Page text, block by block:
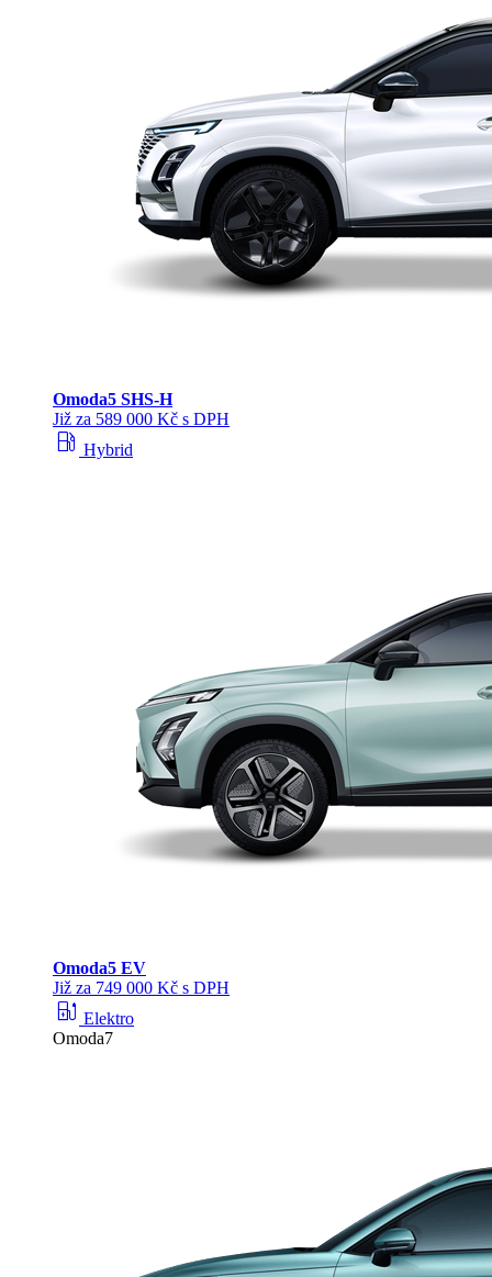
Omoda5 SHS‑H
Již za 589 000 Kč s DPH
local_gas_station Hybrid
Omoda5 EV
Již za 749 000 Kč s DPH
ev_station Elektro
Omoda7